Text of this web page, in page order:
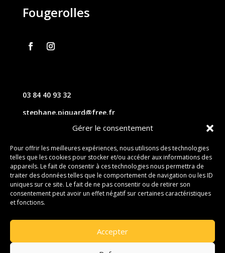
Gérer le consentement
Pour offrir les meilleures expériences, nous utilisons des technologies
telles que les cookies pour stocker et/ou accéder aux informations des
appareils. Le fait de consentir à ces technologies nous permettra de
traiter des données telles que le comportement de navigation ou les ID
uniques sur ce site. Le fait de ne pas consentir ou de retirer son
consentement peut avoir un effet négatif sur certaines caractéristiques
et fonctions.
Accepter
Fougerolles
03 84 40 93 32
stephane.piquard@free.fr
61 les chavannes – 70220 FOUGEROLLES
Contact